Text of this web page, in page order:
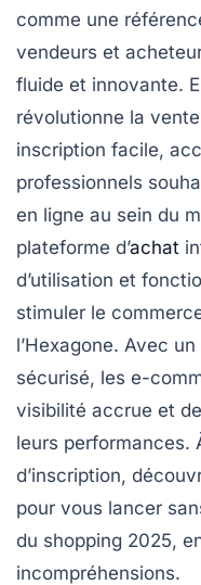
comme une
vendeurs et
fluide et innovante.
révolutionne la
inscription facile,
professionnels
en ligne au sein du
plateforme d’achat
d’utilisation et
stimuler le
l’Hexagone. Avec
sécurisé, les e-
visibilité accrue et
leurs performances.
d’inscription,
pour vous lancer
du shopping 2025,
incompréhensions.